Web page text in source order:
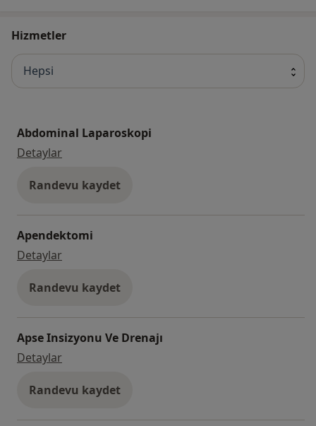
Hizmetler
Hepsi
Abdominal Laparoskopi
DetaylarAbdominal Laparoskopi
Randevu kaydet
Apendektomi
DetaylarApendektomi
Randevu kaydet
Apse Insizyonu Ve Drenajı
DetaylarApse Insizyonu Ve Drenajı
Randevu kaydet